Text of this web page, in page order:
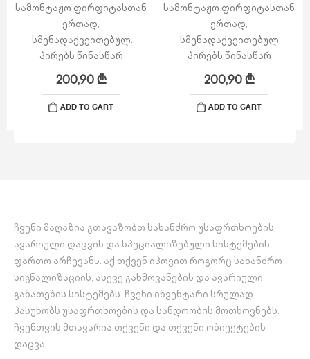
სამონტაჟო ფირფიტასთან
ერთად,
სმენადაქვეითებულ
პირებს წინასწარ
შეატყობინოს ხანძრის
განგაშისა ან ევაკუაციის
სიგნალის შესახებ.
გააქტიურებისას
200,90₾
ADD TO CART
სამონტაჟო ფირფიტასთან
ერთად,
სმენადაქვეითებულ
პირებს წინასწარ
შეატყობინოს ხანძრის
განგაშისა ან ევაკუაციის
სიგნალის შესახებ.
გააქტიურებისას
200,90₾
ADD TO CART
ჩვენი მაღაზია გთავაზობთ სახანძრო უსაფრთხოების,
ავარიული დაცვის და სპეციალიზებული სისტემების
ფართო არჩევანს. აქ თქვენ იპოვით როგორც სახანძრო
სიგნალიზაციის, ასევე გახმოვანების და ავარიული
განათების სისტემებს. ჩვენი ინვენტარი სრულად
პასუხობს უსაფრთხოების და სანდოობის მოთხოვნებს.
ჩვენთვის მთავარია თქვენი და თქვენი ობიექტების
დაცვა.